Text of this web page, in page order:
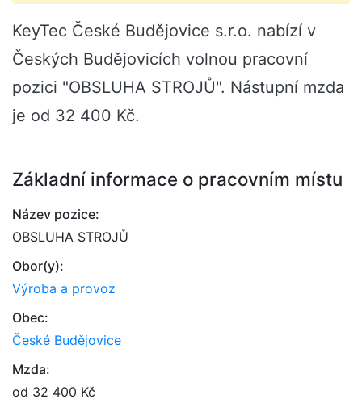
KeyTec České Budějovice s.r.o. nabízí v
Českých Budějovicích volnou pracovní
pozici "OBSLUHA STROJŮ". Nástupní mzda
je od 32 400 Kč.
Základní informace o pracovním místu
Název pozice:
OBSLUHA STROJŮ
Obor(y):
Výroba a provoz
Obec:
České Budějovice
Mzda:
od 32 400 Kč